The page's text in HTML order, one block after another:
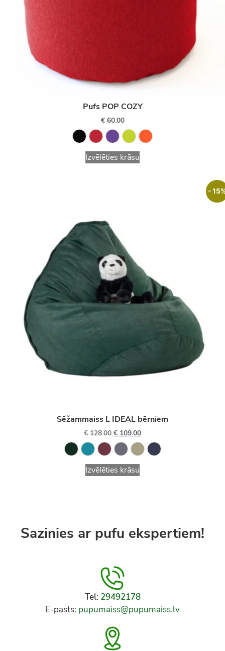
Pufs POP COZY
€60.00
Izvēlēties krāsu
-
Sēžammaiss L IDEAL bērniem
€128.00 € 109.00
Izvēlēties krāsu
Sazinies ar pufu ekspertiem!
Tel: 29492178
E-pasts: pupumaiss@pupumaiss.lv